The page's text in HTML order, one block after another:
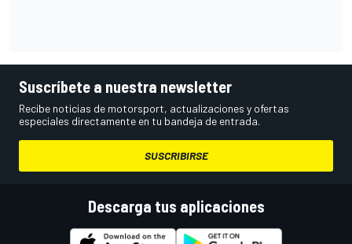
Suscríbete a nuestra newsletter
Recibe noticias de motorsport, actualizaciones y ofertas
especiales directamente en tu bandeja de entrada.
SUSCRIBIRSE
Descarga tus aplicaciones